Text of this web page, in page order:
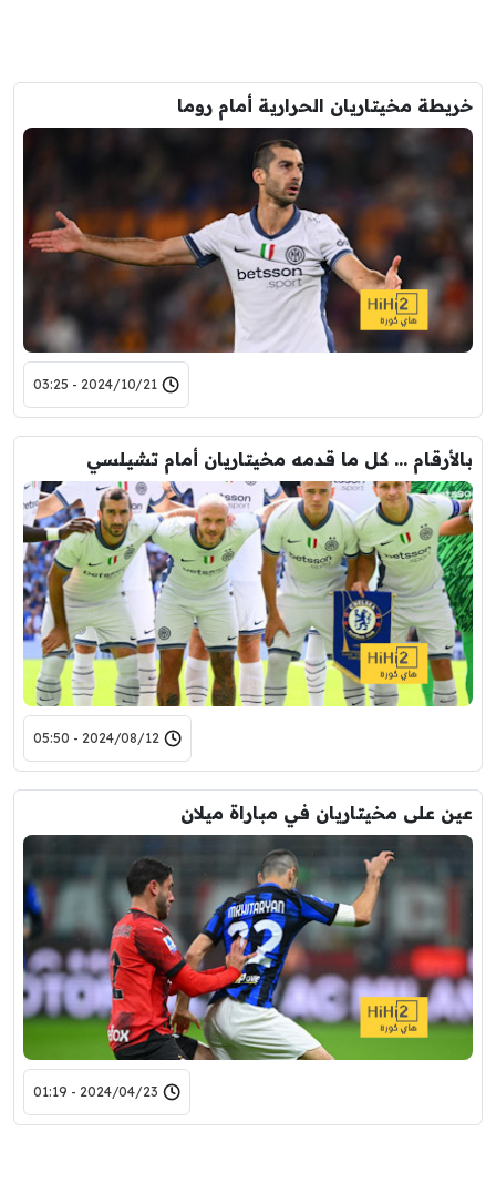
خريطة مخيتاريان الحرارية أمام روما
2024/10/21 - 03:25
بالأرقام … كل ما قدمه مخيتاريان أمام تشيلسي
2024/08/12 - 05:50
عين على مخيتاريان في مباراة ميلان
2024/04/23 - 01:19